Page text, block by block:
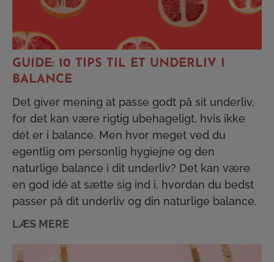
GUIDE: 10 TIPS TIL ET UNDERLIV I
BALANCE
Det giver mening at passe godt på sit underliv,
for det kan være rigtig ubehageligt, hvis ikke
dét er i balance. Men hvor meget ved du
egentlig om personlig hygiejne og den
naturlige balance i dit underliv? Det kan være
en god idé at sætte sig ind i, hvordan du bedst
passer på dit underliv og din naturlige balance.
LÆS MERE